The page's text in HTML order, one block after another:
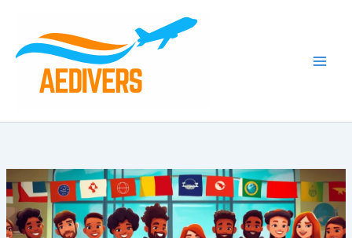
contenu